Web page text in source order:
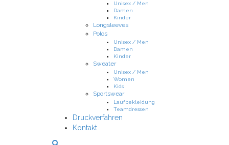
Unisex / Men
Damen
Kinder
Longsleeves
Polos
Unisex / Men
Damen
Kinder
Sweater
Unisex / Men
Women
Kids
Sportswear
Laufbekleidung
Teamdressen
Druckverfahren
Kontakt